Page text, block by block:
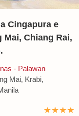
Cingapura e
Chiang Rai,
- Palawan
Mai, Krabi,
★★★★